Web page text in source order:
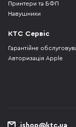
Принтери та БФП
Навушники
КТС Сервіс
Гарантійне
Авторизація Apple
ishop@ktc.ua